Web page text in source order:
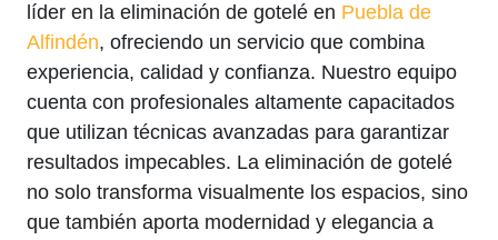
líder en la eliminación de gotelé en Puebla de
Alfindén, ofreciendo un servicio que combina
experiencia, calidad y confianza. Nuestro equipo
cuenta con profesionales altamente capacitados
que utilizan técnicas avanzadas para garantizar
resultados impecables. La eliminación de gotelé
no solo transforma visualmente los espacios, sino
que también aporta modernidad y elegancia a